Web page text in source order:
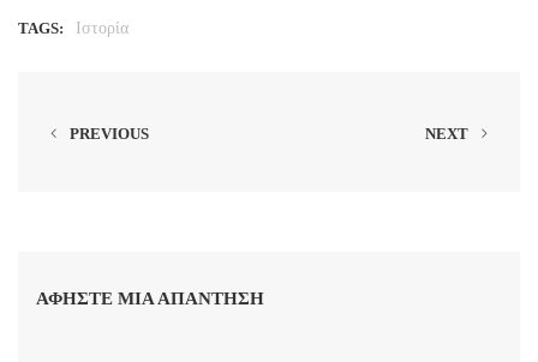
TAGS: Ιστορία
PREVIOUS NEXT
ΑΦΉΣΤΕ ΜΙΑ ΑΠΆΝΤΗΣΗ